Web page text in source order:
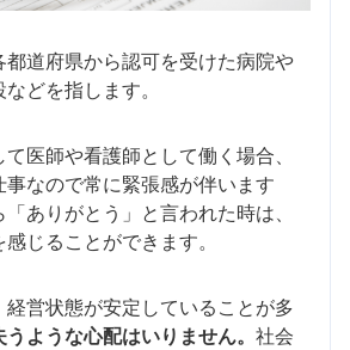
都道府県から認可を受けた病院や
どを指します。
医師や看護師として働く場合、
事なので常に緊張感が伴います
ありがとう」と言われた時は、
じることができます。
経営状態が安定していることが多
ような心配はいりません。 社会